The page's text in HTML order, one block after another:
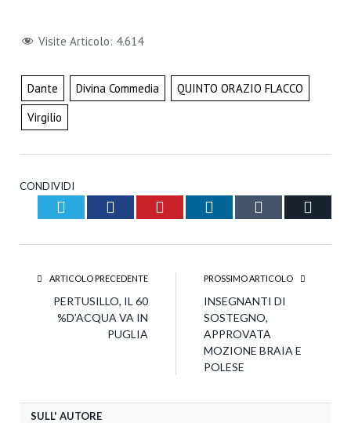
Visite Articolo: 4.614
Dante Divina Commedia
QUINTO ORAZIO FLACCO
Virgilio
CONDIVIDI
Twitter Facebook Pinterest LinkedIn Tumblr
ARTICOLO PRECEDENTE
PERTUSILLO, IL 60
%D’ACQUA VA IN
PUGLIA
PROSSIMO ARTICOLO
INSEGNANTI DI
SOSTEGNO,
APPROVATA
MOZIONE BRAIA E
POLESE
SULL' AUTORE